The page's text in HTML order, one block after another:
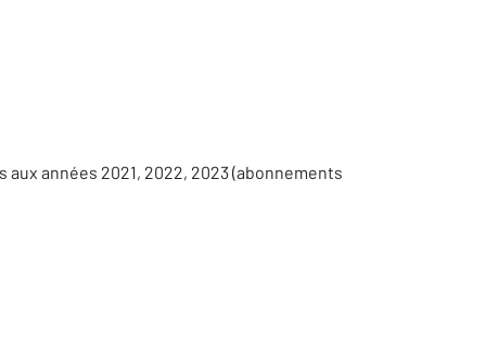
années 2021, 2022, 2023 (abonnements